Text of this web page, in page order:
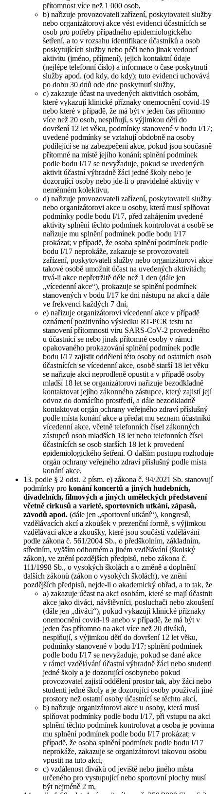
přítomnost více než 1 000 osob,
b) nařizuje provozovateli zařízení, poskytovateli služby
nebo organizátorovi akce vést evidenci účastnících se
osob pro potřeby případného epidemiologického
šetření, a to v rozsahu identifikace účastníků a osob
poskytujících služby nebo péči nebo jinak vedoucí
aktivitu (jméno, příjmení), jejich kontaktní údaje
(nejlépe telefonní číslo) a informace o čase poskytnutí
služby apod. (od kdy, do kdy); tuto evidenci uchovává
po dobu 30 dnů ode dne poskytnutí služby,
c) zakazuje účast na uvedených aktivitách osobám,
které vykazují klinické příznaky onemocnění covid-19
nebo které v případě, že má být v jeden čas přítomno
více než 20 osob, nesplňují, s výjimkou dětí do
dovršení 12 let věku, podmínky stanovené v bodu I/17;
uvedené podmínky se vztahují obdobně na osoby
podílející se na zabezpečení akce, pokud jsou současně
přítomné na místě jejího konání; splnění podmínek
podle bodu I/17 se nevyžaduje, pokud se uvedených
aktivit účastní výhradně žáci jedné školy nebo je
dozorující osoby nebo jde-li o pravidelné aktivity v
neměnném kolektivu,
d) nařizuje provozovateli zařízení, poskytovateli služby
nebo organizátorovi akce u osoby, která musí splňovat
podmínky podle bodu I/17, před zahájením uvedené
aktivity splnění těchto podmínek kontrolovat a osobě se
nařizuje mu splnění podmínek podle bodu I/17
prokázat; v případě, že osoba splnění podmínek podle
bodu I/17 neprokáže, zakazuje se provozovateli
zařízení, poskytovateli služby nebo organizátorovi akce
takové osobě umožnit účast na uvedených aktivitách;
trvá-li akce nepřetržitě déle než 1 den (dále jen
„vícedenní akce“), prokazuje se splnění podmínek
stanovených v bodu I/17 ke dni nástupu na akci a dále
ve frekvenci každých 7 dní,
e) nařizuje organizátorovi vícedenní akce v případě
oznámení pozitivního výsledku RT-PCR testu na
stanovení přítomnosti viru SARS-CoV-2 provedeného
u účastnící se nebo jinak přítomné osoby v rámci
opakovaného prokazování splnění podmínek podle
bodu I/17 zajistit oddělení této osoby od ostatních osob
účastnících se vícedenní akce, osobě starší 18 let věku
se nařizuje akci neprodleně opustit a v případě osoby
mladší 18 let se organizátorovi nařizuje bezodkladně
kontaktovat jejího zákonného zástupce, který zajistí její
odvoz do domácího prostředí, a dále bezodkladně
kontaktovat orgán ochrany veřejného zdraví příslušný
podle místa konání akce a předat mu seznam účastníků
vícedenní akce, včetně telefonních čísel zákonných
zástupců osob mladších 18 let nebo telefonních čísel
účastnících se osob starších 18 let k provedení
epidemiologického šetření. O dalším postupu rozhoduje
orgán ochrany veřejného zdraví příslušný podle místa
konání akce,
13. podle § 2 odst. 2 písm. e) zákona č. 94/2021 Sb. stanovují
podmínky pro konání koncertů a jiných hudebních,
divadelních, filmových a jiných uměleckých představení
včetně cirkusů a varieté, sportovních utkání, zápasů,
závodů apod. (dále jen „sportovní utkání“), kongresů,
vzdělávacích akcí a zkoušek v prezenční formě, s výjimkou
vzdělávací akce a zkoušky, které jsou součástí vzdělávání
podle zákona č. 561/2004 Sb., o předškolním, základním,
středním, vyšším odborném a jiném vzdělávání (školský
zákon), ve znění pozdějších předpisů, nebo zákona č.
111/1998 Sb., o vysokých školách a o změně a doplnění
dalších zákonů (zákon o vysokých školách), ve znění
pozdějších předpisů, nejde-li o akademický obřad, a to tak, že
a) zakazuje účast na akci osobám, které se mají účastnit
akce jako diváci, návštěvníci, posluchači nebo zkoušení
(dále jen „diváci“), pokud vykazují klinické příznaky
onemocnění covid‑19 anebo v případě, že má být v
jeden čas přítomno na akci více než 20 diváků,
nesplňují, s výjimkou dětí do dovršení 12 let věku,
podmínky stanovené v bodu I/17; splnění podmínek
podle bodu I/17 se nevyžaduje, pokud se dané akce
v rámci vzdělávání účastní výhradně žáci nebo studenti
jedné školy a je dozorující osobynebo pokud
provozovatel zajistí oddělení prostor tak, aby žáci nebo
studenti jedné školy a je dozorující osoby používali jiné
prostory než ostatní osoby účastnící se těchto akcí,
b) nařizuje organizátorovi akce u osoby, která musí
splňovat podmínky podle bodu I/17, při vstupu na akci
splnění těchto podmínek kontrolovat a osoba je povinna
mu splnění podmínek podle bodu I/17 prokázat; v
případě, že osoba splnění podmínek podle bodu I/17
neprokáže, zakazuje se organizátorovi takovou osobu
vpustit na tuto akci,
c) vzdálenost diváků od jeviště nebo jiného místa
určeného pro vystupující nebo sportovní plochy musí
být nejméně 2 m,